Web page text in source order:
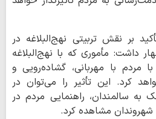
بر نقش تربیتی نهج‌البلاغه در
داشت: مأموری که با نهج‌البلاغه
مردم با مهربانی، گشاده‌رویی و
کرد. این تأثیر را می‌توان در
به سالمندان، راهنمایی مردم در
شهروندان مشاهده کرد.